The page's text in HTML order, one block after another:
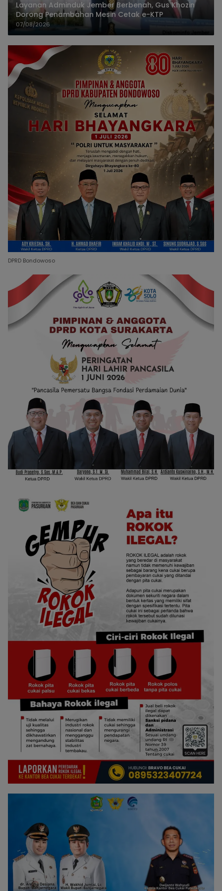
Layanan Adminduk Jember Berbenah, Gus Khozin
Dorong Penambahan Mesin Cetak e-KTP
07/08/2026
DPRD Bondowoso